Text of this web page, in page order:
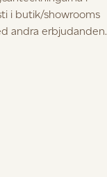
i butik/showrooms
andra erbjudanden.